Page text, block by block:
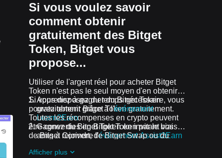
Si vous voulez savoir
comment obtenir
gratuitement des Bitget
Token, Bitget vous
propose...
Utiliser de l'argent réel pour acheter Bitget
Token n'est pas le seul moyen d'en obtenir.
Si vous disposez du temps nécessaire, vous
pouvez obtenir Bitget Token gratuitement.
Apprenez à gagner du Bitget Token
gratuitement grâce à l'événement
Learn2Earn
Gagnez du Bitget Token en invitant vos
amis à rejoindre l'événement Assist2Earn
Recevez gratuitement des airdrops de
Toutes les récompenses en crypto peuvent
être converties en Bitget Token par le biais
de Bitget Convert, de Bitget Swap ou du
Afficher plus